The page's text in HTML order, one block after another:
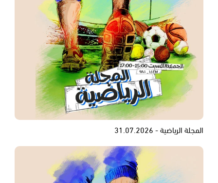
المجلة الرياضية - 31.07.2026